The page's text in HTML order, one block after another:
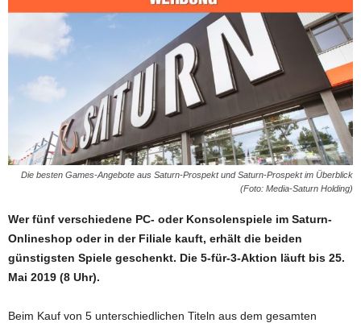
Die besten Games-Angebote aus Saturn-Prospekt und Saturn-Prospekt im Überblick
(Foto: Media-Saturn Holding)
Wer fünf verschiedene PC- oder Konsolenspiele im Saturn-
Onlineshop oder in der Filiale kauft, erhält die beiden
günstigsten Spiele geschenkt. Die 5-für-3-Aktion läuft bis 25.
Mai 2019 (8 Uhr).
Beim Kauf von 5 unterschiedlichen Titeln aus dem gesamten